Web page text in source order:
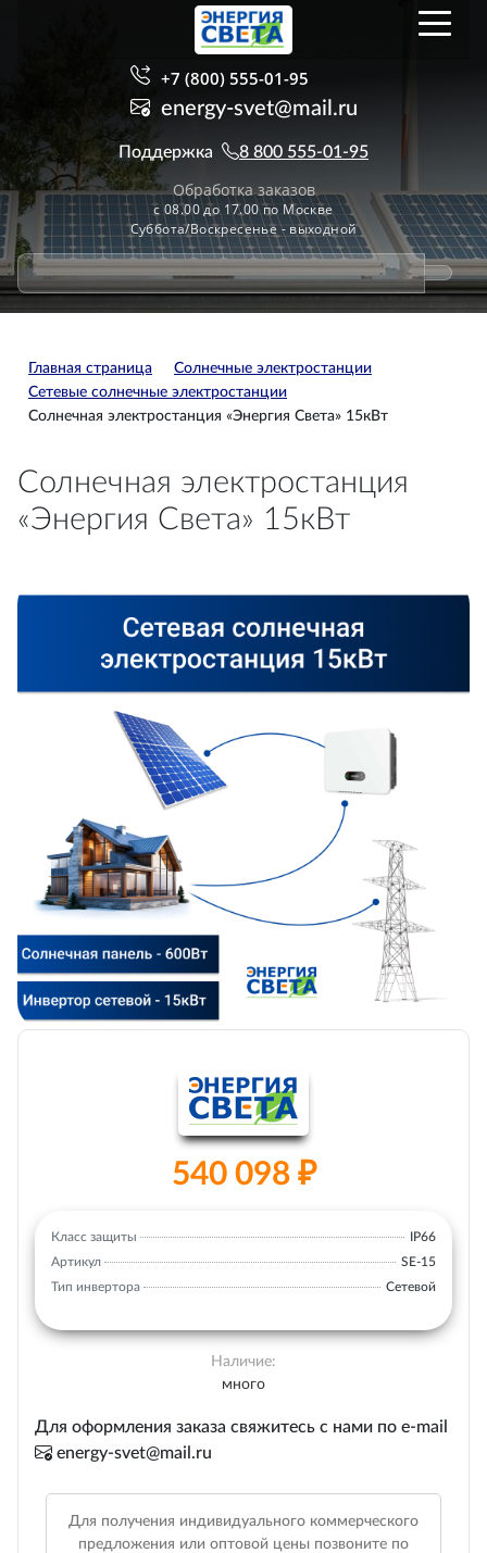
+7 (800) 555-01-95
energy-svet@mail.ru
Поддержка 8 800 555-01-95
Обработка заказов
с 08.00 до 17.00 по Москве
Суббота/Воскресенье - выходной
Главная страница
Солнечные электростанции
Сетевые солнечные электростанции
Солнечная электростанция «Энергия Света» 15кВт
Солнечная электростанция
«Энергия Света» 15кВт
540 098 ₽
Класс защиты
IP66
Артикул
SE-15
Тип инвертора
Сетевой
Наличие:
много
Для оформления заказа свяжитесь с нами по e-mail
energy-svet@mail.ru
Для получения индивидуального коммерческого
предложения или оптовой цены позвоните по